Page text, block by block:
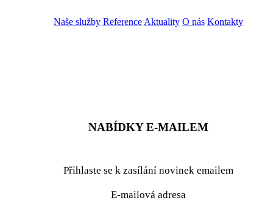
Naše služby Reference Aktuality O nás Kontakty
NABÍDKY E-MAILEM
Přihlaste se k zasílání novinek emailem
E-mailová adresa